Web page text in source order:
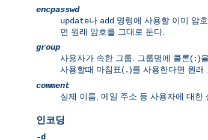
encpasswd
update나 add 명령에 사용할 이미 암
면 원래 암호를 그대로 둔다.
group
사용자가 속한 그룹. 그룹명에 콜론(:)
사용할때 마침표(.)를 사용한다면 원래
comment
실제 이름, 메일 주소 등 사용자에 대한
인코딩
-d